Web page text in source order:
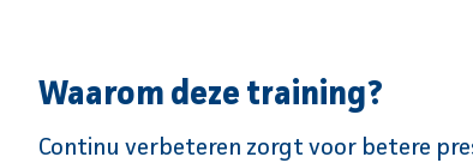
Waarom deze training?
Continu verbeteren zorgt voor betere